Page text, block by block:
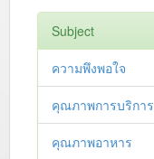
Subject
ความพึงพอใจ
คุณภาพการบริการ
คุณภาพอาหาร